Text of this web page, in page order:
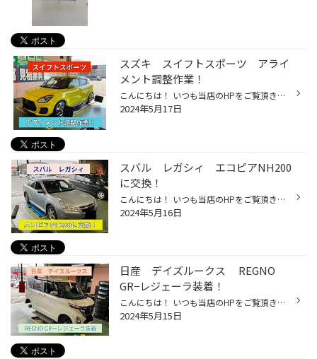
スズキ スイフトスポーツ アライ
メント調整作業！
こんにちは！ いつも当店のHPをご覧頂きありがとうございます！ 本日は スズキ スイフトスポーツ のアライメント調整作業をご紹介！ 車高調取付け後のアライメント作業です！ 足回りを変えた場合アライメント（タイヤ・ホイールの取付け角度）が ズレてしまうのでアライメント調整は必須です☆彡 デ...
2024年5月17日
スバル レガシィ エコピアNH200
に交換！
こんにちは！ いつも当店のHPをご覧頂きありがとうございます！ 本日は スバル レガシィ の新品タイヤ交換作業をご紹介！ 交換前のタイヤです！ 溝はまだあるようにみえますが、、、 製造年がなんと12年前！ 製造から10年以上経過したタイヤはたとえ溝があったとしても ゴムは必ず劣化しているので...
2024年5月16日
日産 デイズルークス REGNO
GR−レジェーラ装着！
こんにちは！ いつも当店のHPをご覧頂きありがとうございます！ 本日は 日産 デイズルークス の新品タイヤ交換作業をご紹介！ ツルツルタイヤです(>_<) 溝が無いタイヤはブレーキを踏んでから止まるまでの距離が 新品タイヤに比べて大きく伸びてしまうのでとっても危険なんです。。。 安全のために...
2024年5月15日